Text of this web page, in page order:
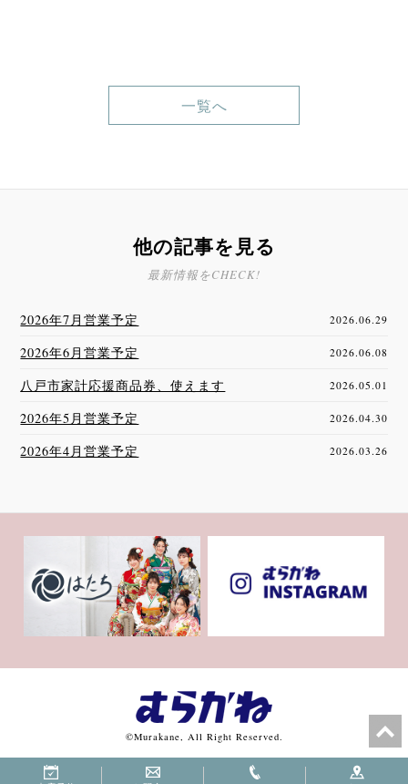
一覧へ
他の記事を見る
最新情報をCHECK!
2026年7月営業予定 2026.06.29
2026年6月営業予定 2026.06.08
八戸市家計応援商品券、使えます 2026.05.01
2026年5月営業予定 2026.04.30
2026年4月営業予定 2026.03.26
©Murakane, All Right Reserved.